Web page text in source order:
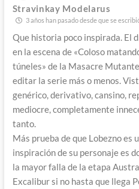
Stravinkay Modelarus
3 años han pasado desde que se
Que historia poco inspirada. El
en la escena de «Coloso
túneles» de la Masacre
editar la serie más o menos.
genérico, derivativo, cansino,
mediocre, completamente
tanto.
Más prueba de que Lobezno es
inspiración de su personaje es
la mayor falla de la etapa
Excalibur si no hasta que llega